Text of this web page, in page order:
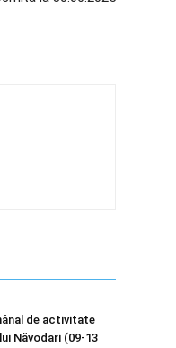
de activitate
Năvodari (09-13